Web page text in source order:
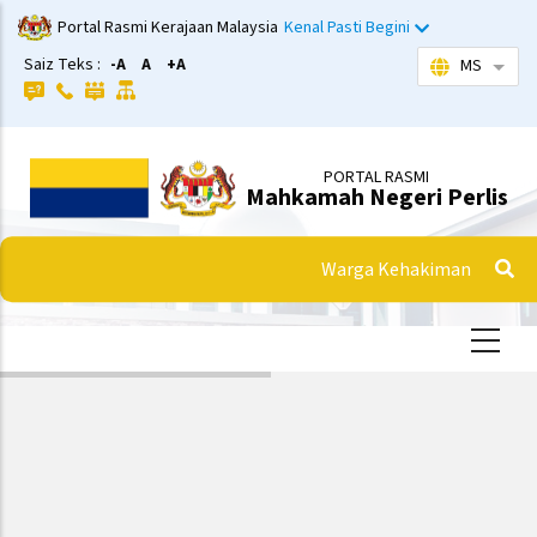
Langkau
ke
kandungan
utama
Portal Rasmi Kerajaan Malaysia Kenal Pasti Begini
Saiz Teks : -A A +A MS
PORTAL RASMI
Mahkamah Negeri Perlis
Warga Kehakiman